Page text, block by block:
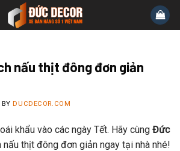
nấu thịt đông đơn giản
BYDUCDECOR.COM
khẩu vào các ngày Tết. Hãy cùng Đức
thịt đông đơn giản ngay tại nhà nhé!